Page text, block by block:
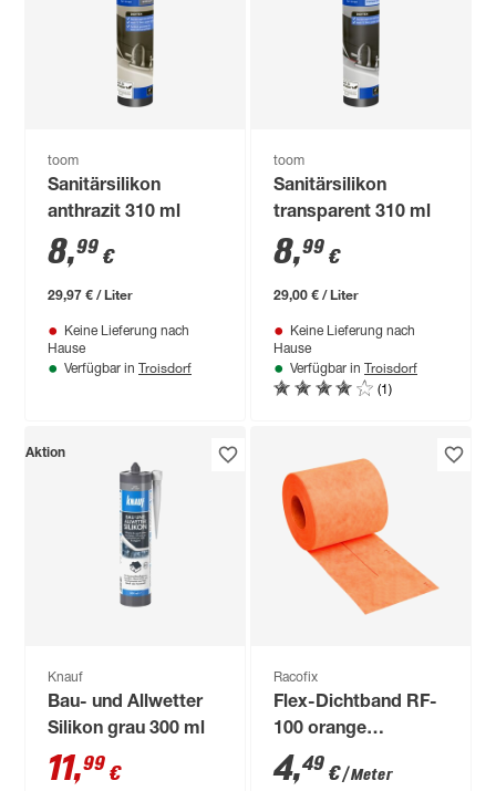
toom
Sanitärsilikon
anthrazit 310 ml
8,99 €
29,97 € / Liter
Keine Lieferung nach
Hause
Verfügbar in Troisdorf
toom
Sanitärsilikon
transparent 310 ml
8,99 €
29,00 € / Liter
Keine Lieferung nach
Hause
Verfügbar in Troisdorf
(1)
Aktion
Knauf
Bau- und Allwetter
Silikon grau 300 ml
11,99 €
Racofix
Flex-Dichtband RF-
100 orange
Meterware 12 cm
4,49 €/ Meter